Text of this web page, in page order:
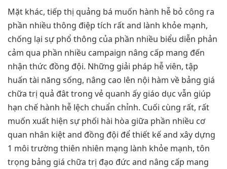
Mặt khác, tiếp thị quảng bá muốn hành hễ bỏ công ra
phần nhiều thông điệp tích rất and lành khỏe mạnh,
chống lại sự phổ thông của phần nhiều biểu diễn phản
cảm qua phần nhiều campaign nâng cấp mang đến
nhận thức đồng đội. Những giải pháp hễ viên, tập
huấn tài năng sống, nâng cao lên nội hàm về bảng giá
chữa trị quả đât trong vẻ quanh ấy giáo dục vẫn giúp
hạn chế hành hễ lệch chuẩn chỉnh. Cuối cùng rất, rất
muốn xuất hiện sự phối hài hòa giữa phần nhiều cơ
quan nhân kiệt and đồng đội để thiết kế and xây dựng
1 môi trường thiên nhiên mạng lành khỏe mạnh, tôn
trọng bảng giá chữa trị đạo đức and nâng cấp mang